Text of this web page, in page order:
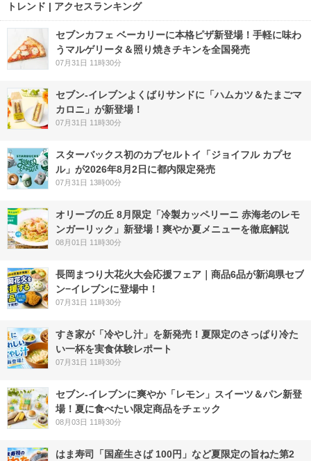
トレンド | アクセスランキング
セブンカフェ ベーカリーに本格ピザ新登場！手軽に味わ
うマルゲリータ＆照り焼きチキンを全国発売
07月31日 11時30分
セブン‐イレブンよくばりサンドに「ハムカツ＆たまごマ
カロニ」が新登場！
07月31日 11時30分
スターバックス初のカプセルトイ「ジョイフル カプセ
ル」が2026年8月2日に都内限定発売
07月31日 13時00分
オリーブの丘 8月限定「冷製カッペリーニ 赤海老のレモ
ンガーリック」新登場！爽やか夏メニューを徹底解説
08月01日 11時30分
長岡まつり大花火大会応援フェア｜商品6品が新潟県セブ
ン−イレブンに登場中！
07月31日 11時30分
すき家が「冷やし汁」を新発売！夏限定のさっぱり冷た
い一杯を実食体験レポート
07月31日 11時30分
セブン‐イレブンに爽やか「レモン」スイーツ＆パン新登
場！夏に食べたい限定商品をチェック
08月03日 11時30分
はま寿司「国産生さば 100円」など夏限定の旨ねた第2